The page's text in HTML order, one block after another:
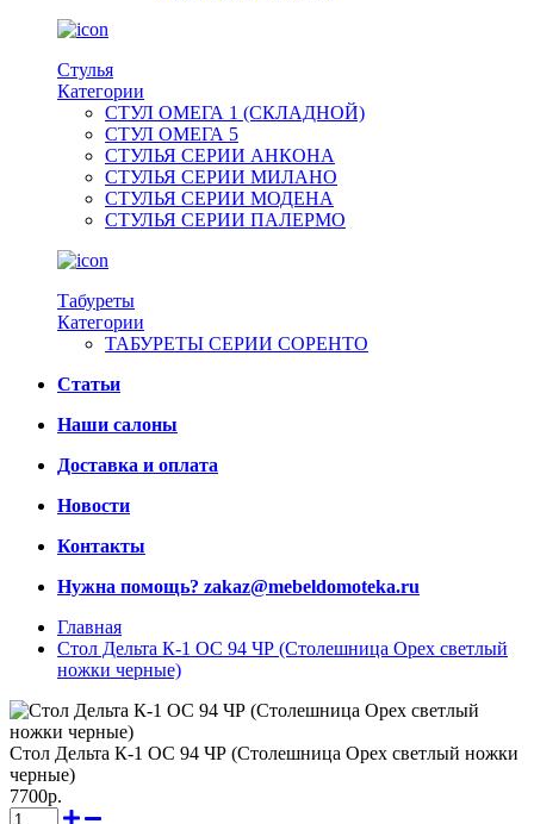
Стулья
Категории
СТУЛ ОМЕГА 1 (СКЛАДНОЙ)
СТУЛ ОМЕГА 5
СТУЛЬЯ СЕРИИ АНКОНА
СТУЛЬЯ СЕРИИ МИЛАНО
СТУЛЬЯ СЕРИИ МОДЕНА
СТУЛЬЯ СЕРИИ ПАЛЕРМО
Табуреты
Категории
ТАБУРЕТЫ СЕРИИ СОРЕНТО
Статьи
Наши салоны
Доставка и оплата
Новости
Контакты
Нужна помощь? zakaz@mebeldomoteka.ru
Главная
Стол Дельта К-1 ОС 94 ЧР (Столешница Орех светлый
ножки черные)
Стол Дельта К-1 ОС 94 ЧР (Столешница Орех светлый ножки
черные)
7700р.